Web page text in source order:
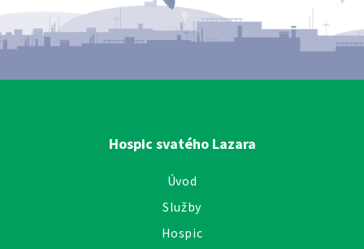
Hospic svatého Lazara
Úvod
Služby
Hospic